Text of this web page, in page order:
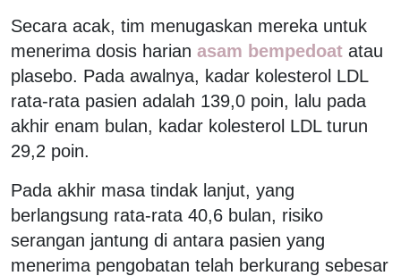
Secara acak, tim menugaskan mereka untuk
menerima dosis harian asam bempedoat atau
plasebo. Pada awalnya, kadar kolesterol LDL
rata-rata pasien adalah 139,0 poin, lalu pada
akhir enam bulan, kadar kolesterol LDL turun
29,2 poin.
Pada akhir masa tindak lanjut, yang
berlangsung rata-rata 40,6 bulan, risiko
serangan jantung di antara pasien yang
menerima pengobatan telah berkurang sebesar